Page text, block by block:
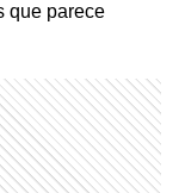
que parece